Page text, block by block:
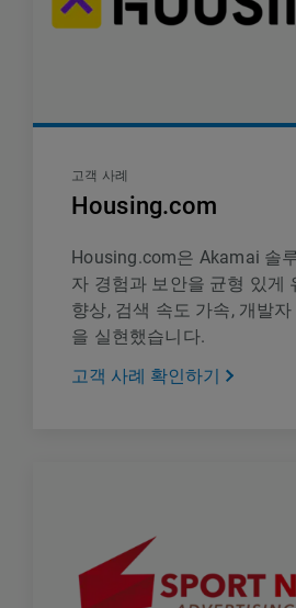
고객 사례
Housing.com
Housing.com은 Akamai 솔
자 경험과 보안을 균형 있게
향상, 검색 속도 가속, 개발
을 실현했습니다.
고객 사례 확인하기